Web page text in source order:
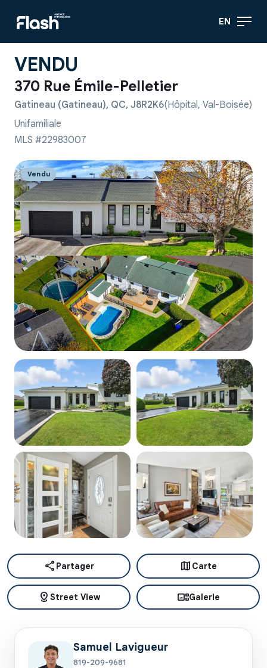
EN
VENDU
370 Rue Émile-Pelletier
Gatineau (Gatineau), QC, J8R2K6(Hôpital, Val-Boisée)
Unifamiliale
MLS #22983007
Vendu
share Partager map Carte
distance Street View gallery_thumbnailGalerie
Samuel Lavigueur
819-209-9681